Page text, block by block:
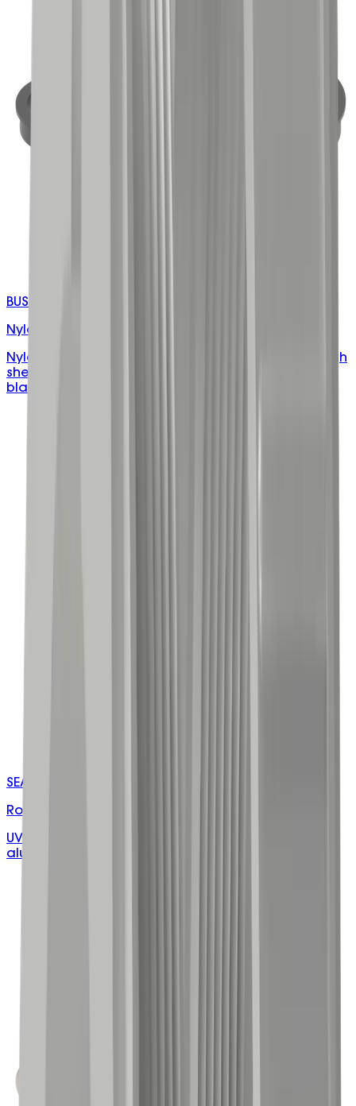
BUSH-MXX/S
Nylon Snap Bushings
Nylon 66 snap bushing that protects cables through
sheet metal holes; UL approved, halogen free,
black, 20–50mm.
SEAL-X/XXXXXX
Roof Penetration Seals
UV resistant EPDM rubber seal with reinforced
aluminium frame, suits multiple roof profiles.